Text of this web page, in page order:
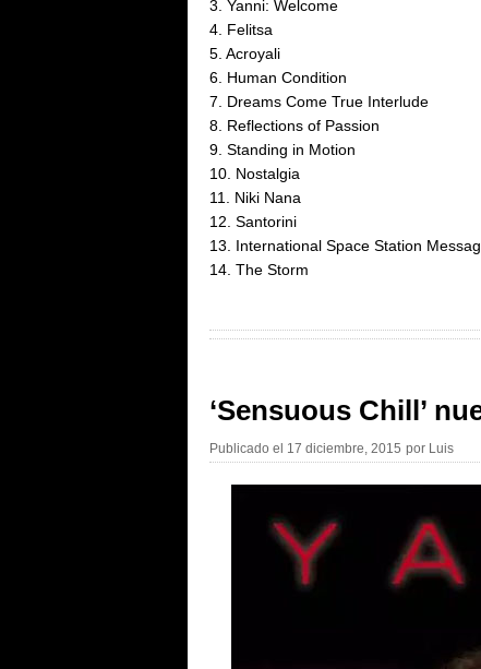
3. Yanni: Welcome
4. Felitsa
5. Acroyali
6. Human Condition
7. Dreams Come True Interlude
8. Reflections of Passion
9. Standing in Motion
10. Nostalgia
11. Niki Nana
12. Santorini
13. International Space Station
14. The Storm
‘Sensuous Chill’
Publicado el 17 diciembre, 2015 por Luis